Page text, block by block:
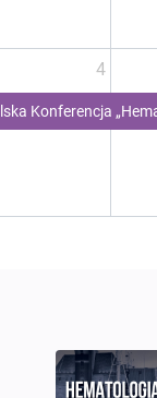
4
Konferencja